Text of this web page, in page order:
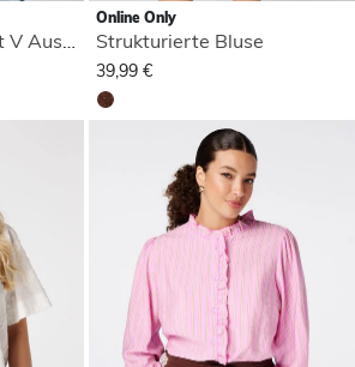
Flauschige Bluse mit V Ausschnitt
Online Only
Strukturierte Bluse
39,99 €